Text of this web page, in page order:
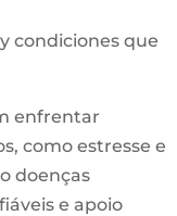
condiciones que
enfrentar
como estresse e
doenças
e apoio